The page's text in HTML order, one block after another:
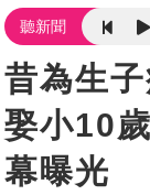
聽新聞
昔為生
娶小10
幕曝光